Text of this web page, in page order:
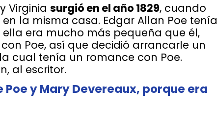
Virginia surgió en el año 1829, cuando
la misma casa. Edgar Allan Poe tenía
ella era mucho más pequeña que él,
Poe, así que decidió arrancarle un
cual tenía un romance con Poe.
al escritor.
y Mary Devereaux, porque era